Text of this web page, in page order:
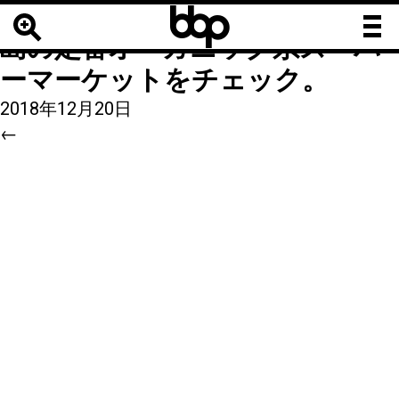
bbb
36
【海外スーパー】オアフ
島の定番オーガニック系スーパ
ーマーケットをチェック。
2018年12月20日
←